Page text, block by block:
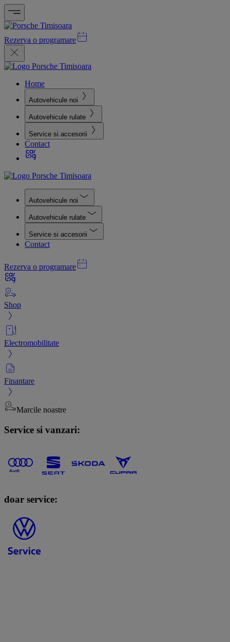
Rezerva o programare
Home
Autovehicule noi
Autovehicule rulate
Service si accesorii
Contact
Autovehicule noi
Autovehicule rulate
Service si accesorii
Contact
Rezerva o programare
Shop
Electromobilitate
Finantare
Marcile noastre
Service si vanzari:
doar service: